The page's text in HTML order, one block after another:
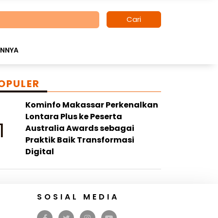
Cari
Kominfo Makassar Perkenalkan
Lontara Plus ke Peserta
Australia Awards sebagai
Praktik Baik Transformasi
Digital
SOSIAL MEDIA